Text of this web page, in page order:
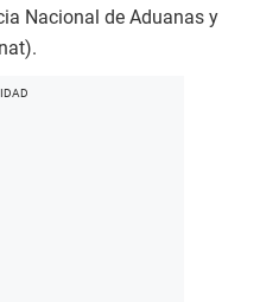
Nacional de Aduanas y